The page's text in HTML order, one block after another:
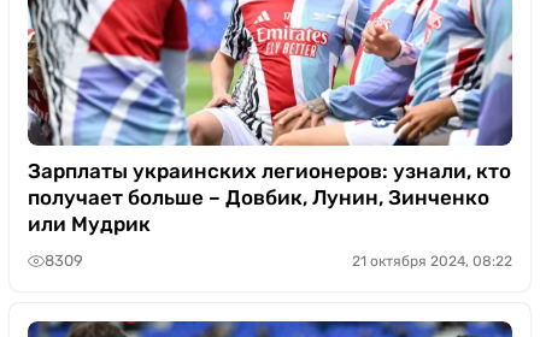
Зарплаты украинских легионеров: узнали, кто
получает больше – Довбик, Лунин, Зинченко
или Мудрик
8309 21 октября 2024, 08:22